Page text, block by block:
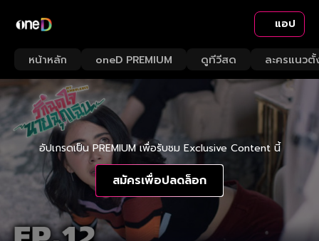
แอป
หน้าหลัก oneD PREMIUM ดูทีวีสด ละครแนวตั้
อัปเกรดเป็น PREMIUM เพื่อรับชม Exclusive Content นี้
สมัครเพื่อปลดล็อก